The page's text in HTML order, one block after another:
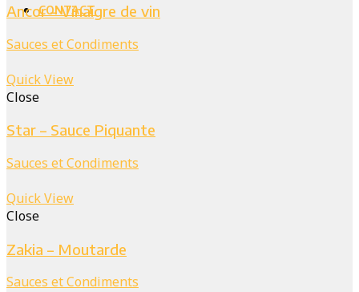
CONTACT
Ancor – Vinaigre de vin
Sauces et Condiments
Quick View
Close
Star – Sauce Piquante
Sauces et Condiments
Quick View
Close
Zakia – Moutarde
Sauces et Condiments